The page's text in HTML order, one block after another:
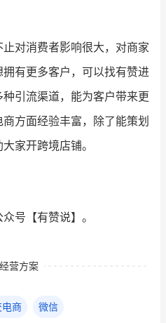
对消费者影响很大，对商家
有更多客户，可以找有赞进
引流渠道，能为客户带来更
方面经验丰富，除了能策划
家开跨境店铺。
号【有赞说】。
营方案
商 微信